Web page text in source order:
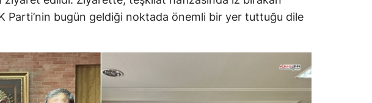
Parti’nin bugün geldiği noktada önemli bir yer tuttuğu dile